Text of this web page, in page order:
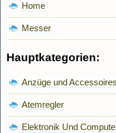
Home
Messer
Hauptkategorien:
Anzüge und Accessoires
Atemregler
Elektronik Und